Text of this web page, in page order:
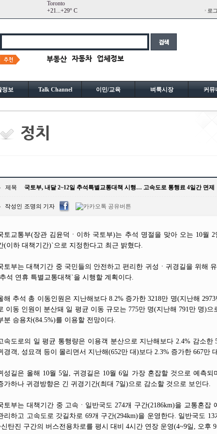
Toronto
+21...+29° C 로
정보 Talk Channel 이민/교육 벼룩시장 커뮤
제목 국토부, 내달 2~12일 추석특별교통대책 시행… 고속도로 통행료 4일간 면제
작성인 조명의 기자
토교통부(장관 김윤덕ㆍ이하 국토부)는 추석 명절을 맞아 오는 10월
(이하 대책기간)`으로 지정한다고 최근 밝혔다.
토부는 대책기간 중 국민들의 안전하고 편리한 귀성ㆍ귀경길을 위해
석 연휴 특별교통대책`을 시행할 계획이다.
해 추석 총 이동인원은 지난해보다 8.2% 증가한 3218만 명(지난해
이동 인원이 분산돼 일 평균 이동 규모는 775만 명(지난해 791만 명)
분 승용차(84.5%)를 이용할 전망이다.
속도로의 일 평균 통행량은 이용객 분산으로 지난해보다 2.4% 감소
경객, 성묘객 등이 몰리면서 지난해(652만 대)보다 2.3% 증가한 667만
성길은 올해 10월 5일, 귀경길은 10월 6일 가장 혼잡할 것으로 예측
가하나 귀경방향은 긴 귀경기간(최대 7일)으로 감소할 것으로 보인다.
토부는 대책기간 중 고속ㆍ일반국도 274개 구간(2186km)을 교통혼
리하고 고속도로 갓길차로 69개 구간(294km)을 운영한다. 일반국도
신탄진 구간의 버스전용차로를 평시 대비 4시간 연장 운영(4~9일, 오